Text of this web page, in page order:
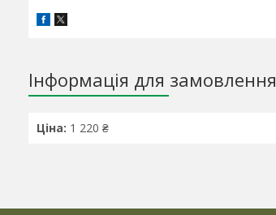
Інформація для замовлення
Ціна: 1 220 ₴